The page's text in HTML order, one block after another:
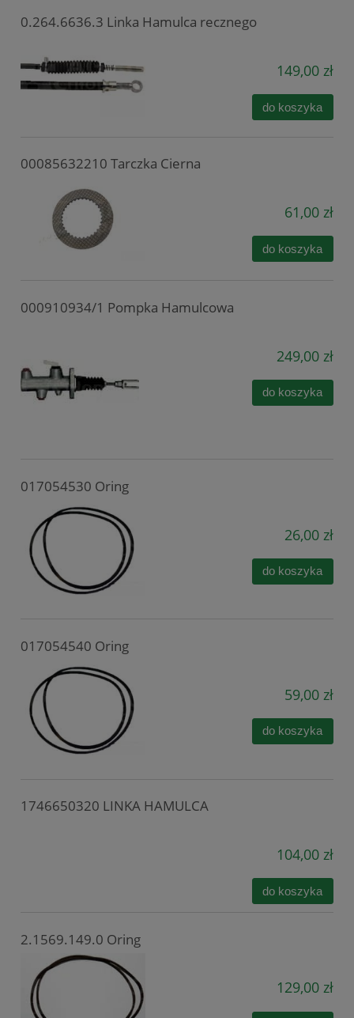
0.264.6636.3 Linka Hamulca recznego
149,00 zł
do koszyka
00085632210 Tarczka Cierna
61,00 zł
do koszyka
000910934/1 Pompka Hamulcowa
249,00 zł
do koszyka
017054530 Oring
26,00 zł
do koszyka
017054540 Oring
59,00 zł
do koszyka
1746650320 LINKA HAMULCA
104,00 zł
do koszyka
2.1569.149.0 Oring
129,00 zł